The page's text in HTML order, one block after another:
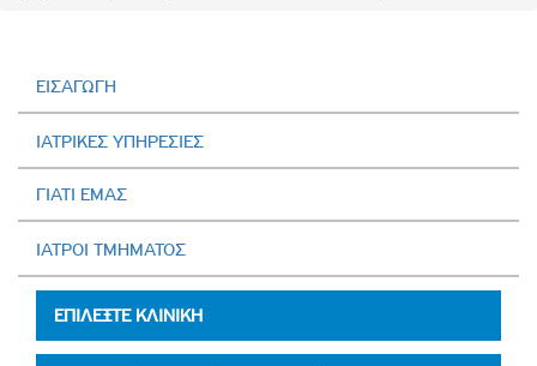
ΕΙΣΑΓΩΓΗ
ΙΑΤΡΙΚΕΣ ΥΠΗΡΕΣΙΕΣ
ΓΙΑΤΙ ΕΜΑΣ
ΙΑΤΡΟΙ ΤΜΗΜΑΤΟΣ
ΕΠΙΛΕΞΤΕ ΚΛΙΝΙΚΗ